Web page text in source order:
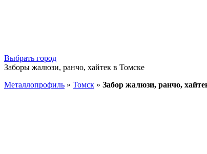
Выбрать город
Заборы жалюзи, ранчо, хайтек в Томске
Металлопрофиль » Томск » Забор жалюзи, ранчо,